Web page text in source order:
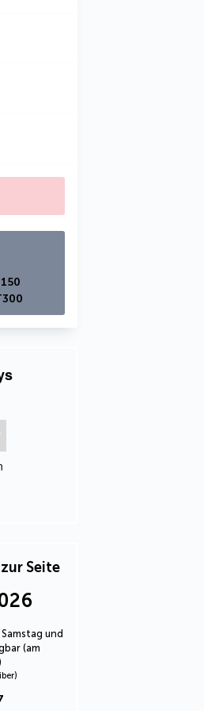
Seite
und
(am